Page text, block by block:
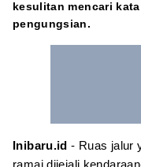
kesulitan mencari
pengungsian.
Inibaru.id - Ruas jalur
ramai dijejali